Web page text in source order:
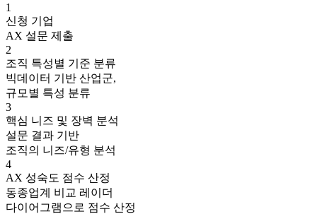
1
신청 기업
AX 설문 제출
2
조직 특성별 기준 분류
빅데이터 기반 산업군,
규모별 특성 분류
3
핵심 니즈 및 장벽 분석
설문 결과 기반
조직의 니즈/유형 분석
4
AX 성숙도 점수 산정
동종업계 비교 레이더
다이어그램으로 점수 산정